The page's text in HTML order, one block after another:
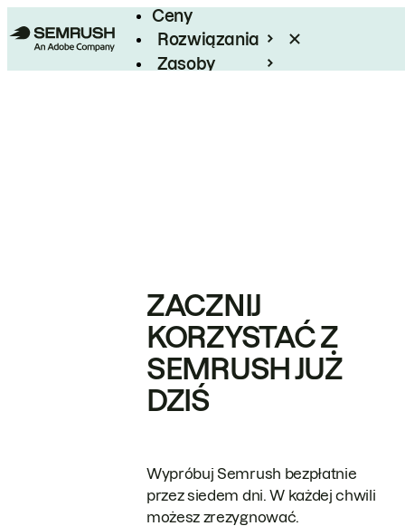
Ceny
Rozwiązania
Zasoby
ZACZNIJ
KORZYSTAĆ Z
SEMRUSH JUŻ
DZIŚ
Wypróbuj Semrush bezpłatnie
przez siedem dni. W każdej chwili
możesz zrezygnować.